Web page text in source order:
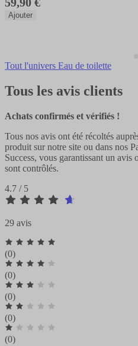
Ajouter
Tout l'univers Eau de toilette
Tous les avis clients
Achats confirmés et vérifiés !
Tous nos avis ont été récoltés
produit sur notre site ou dans nos
Success, vous garantissant un
sont contrôlés.
4.7 / 5
29 avis
(0)
(0)
(0)
(0)
(0)